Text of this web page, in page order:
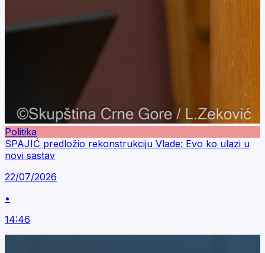
Politika
SPAJIĆ predložio rekonstrukciju Vlade: Evo ko ulazi u
novi sastav
22/07/2026
•
14:46